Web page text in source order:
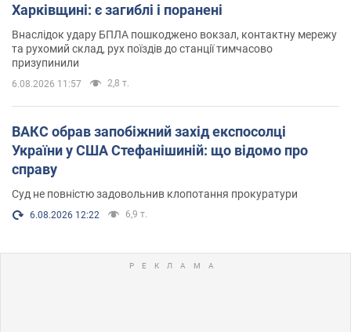
Харківщині: є загиблі і поранені
Внаслідок удару БПЛА пошкоджено вокзал, контактну мережу
та рухомий склад, рух поїздів до станції тимчасово
призупинили
6.08.2026 11:57 2,8 т.
ВАКС обрав запобіжний захід експосолці
України у США Стефанішиній: що відомо про
справу
Суд не повністю задовольнив клопотання прокуратури
6.08.2026 12:22 6,9 т.